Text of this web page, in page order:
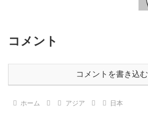
コメント
コメントを書き込む
ホーム アジア 日本